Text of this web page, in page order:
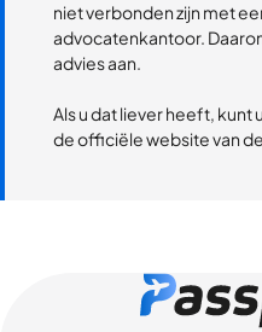
niet verbonden zijn met
advocatenkantoor.
advies aan.
Als u dat liever heeft, kunt
de officiële website van